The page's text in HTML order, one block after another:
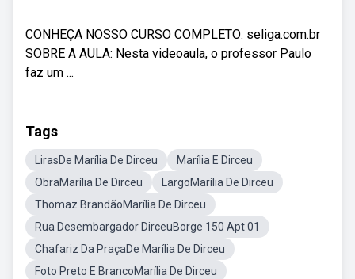
CONHEÇA NOSSO CURSO COMPLETO: seliga.com.br
SOBRE A AULA: Nesta videoaula, o professor Paulo
faz um ...
Tags
LirasDe Marília De Dirceu
Marília E Dirceu
ObraMarília De Dirceu
LargoMarília De Dirceu
Thomaz BrandãoMarília De Dirceu
Rua Desembargador DirceuBorge 150 Apt 01
Chafariz Da PraçaDe Marília De Dirceu
Foto Preto E BrancoMarília De Dirceu